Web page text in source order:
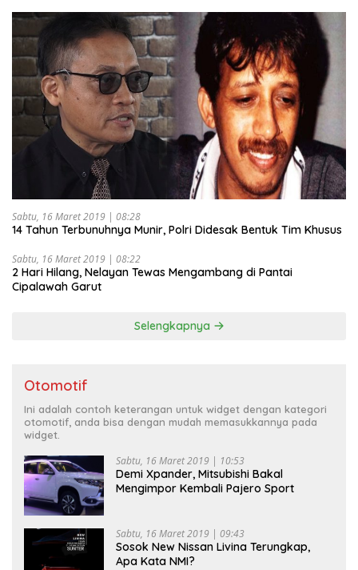
Sabtu, 16 Maret 2019 | 08:28
14 Tahun Terbunuhnya Munir, Polri Didesak Bentuk Tim Khusus
Sabtu, 16 Maret 2019 | 08:22
2 Hari Hilang, Nelayan Tewas Mengambang di Pantai
Cipalawah Garut
Selengkapnya
Otomotif
Ini adalah contoh keterangan untuk widget dengan kategori
otomotif, anda bisa dengan mudah memasukkannya pada
widget.
Sabtu, 16 Maret 2019 | 10:53
Demi Xpander, Mitsubishi Bakal
Mengimpor Kembali Pajero Sport
Sabtu, 16 Maret 2019 | 09:43
Sosok New Nissan Livina Terungkap,
Apa Kata NMI?